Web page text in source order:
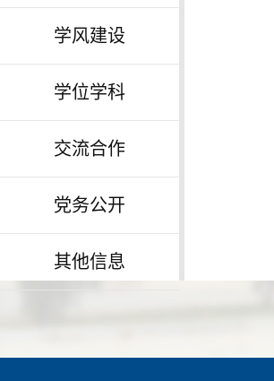
学风建设
学位学科
交流合作
党务公开
其他信息